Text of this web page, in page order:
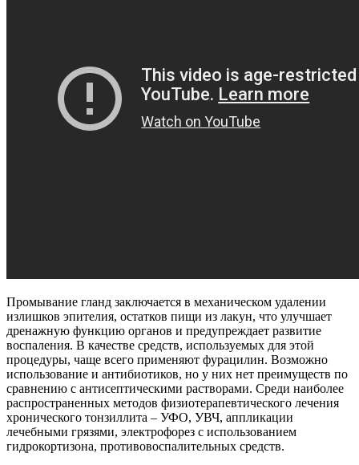
Промывание гланд заключается в механическом удалении
излишков эпителия, остатков пищи из лакун, что улучшает
дренажную функцию органов и предупреждает развитие
воспаления. В качестве средств, используемых для этой
процедуры, чаще всего применяют фурацилин. Возможно
использование и антибиотиков, но у них нет преимуществ по
сравнению с антисептическими растворами. Среди наиболее
распространенных методов физиотерапевтического лечения
хронического тонзиллита – УФО, УВЧ, аппликации
лечебными грязями, электрофорез с использованием
гидрокортизона, противовоспалительных средств.